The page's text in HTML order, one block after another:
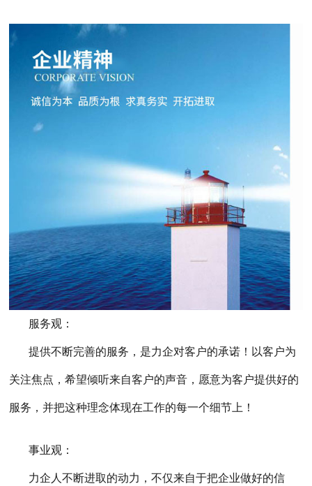
服务观：
提供不断完善的服务，是力企对客户的承诺！以客户为
关注焦点，希望倾听来自客户的声音，愿意为客户提供好的
服务，并把这种理念体现在工作的每一个细节上！
事业观：
力企人不断进取的动力，不仅来自于把企业做好的信